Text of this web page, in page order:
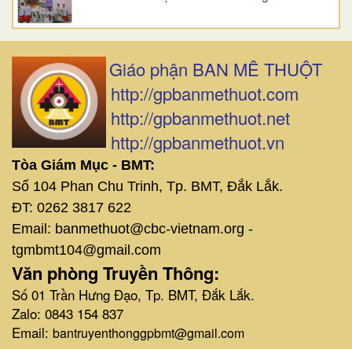
Giáo phận BAN MÊ THUỘT
http://gpbanmethuot.com
http://gpbanmethuot.net
http://gpbanmethuot.vn
Tòa Giám Mục - BMT:
Số 104 Phan Chu Trinh, Tp. BMT, Đắk Lắk.
ĐT: 0262 3817 622
Email: banmethuot@cbc-vietnam.org -
tgmbmt104@gmail.com
Văn phòng Truyền Thông:
Số 01 Trần Hưng Đạo, Tp. BMT, Đắk Lắk.
Zalo: 0843 154 837
Email: bantruyenthonggpbmt@gmail.com